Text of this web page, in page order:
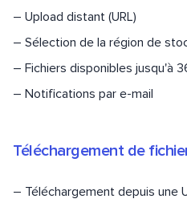
– Upload distant (URL)
– Sélection de la région de
– Fichiers disponibles jusqu'à
– Notifications par e-mail
Téléchargement de
– Téléchargement depuis une